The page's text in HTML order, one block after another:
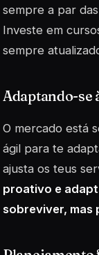
sempre a par
Investe em
sempre
Adaptando-se
O mercado está
ágil para te
ajusta os teus
proativo e
sobreviver, mas